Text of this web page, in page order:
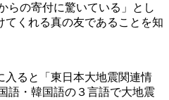
らの寄付に驚いている」とし
てくれる真の友であることを知
入ると「東日本大地震関連情
語・韓国語の３言語で大地震